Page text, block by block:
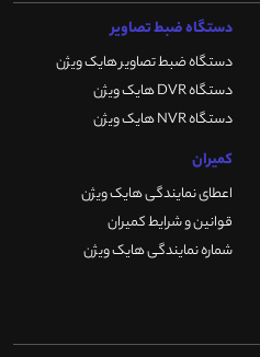
دستگاه ضبط تصاویر
دستگاه ضبط تصاویر هایک ویژن
دستگاه DVR هایک ویژن
دستگاه NVR هایک ویژن
کمیران
اعطای نمایندگی هایک ویژن
قوانین و شرایط کمیران
شماره نمایندگی هایک ویژن